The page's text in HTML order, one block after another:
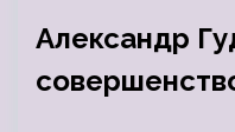
Александр